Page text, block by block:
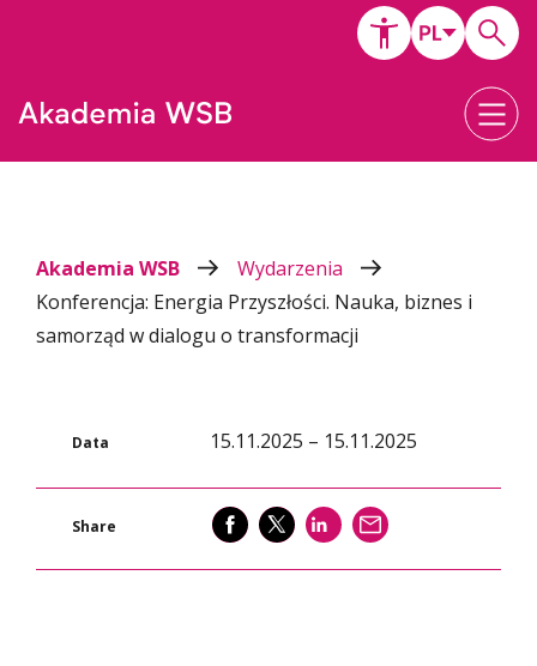
Akademia WSB
Wydarzenia
Konferencja: Energia Przyszłości. Nauka, biznes i
samorząd w dialogu o transformacji
Data 15.11.2025 – 15.11.2025
Share SHARE SHARE SHARE